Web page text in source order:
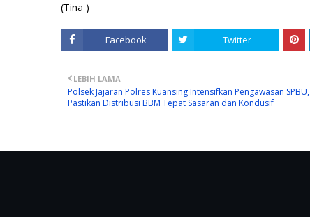
(Tina )
Facebook Twitter
LEBIH LAMA
Polsek Jajaran Polres Kuansing Intensifkan Pengawasan SPBU,
Pastikan Distribusi BBM Tepat Sasaran dan Kondusif